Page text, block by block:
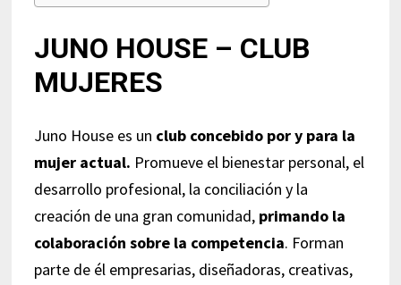
JUNO HOUSE – CLUB
MUJERES
Juno House es un club concebido por y para la
mujer actual. Promueve el bienestar personal, el
desarrollo profesional, la conciliación y la
creación de una gran comunidad, primando la
colaboración sobre la competencia. Forman
parte de él empresarias, diseñadoras, creativas,